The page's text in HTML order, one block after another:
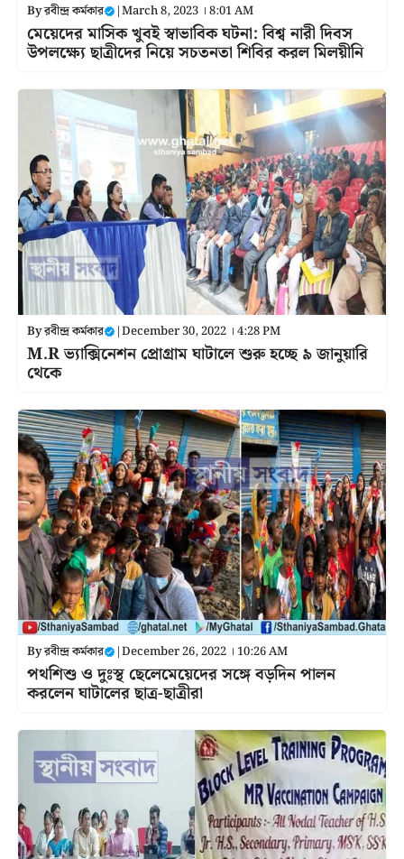
Byরবীন্দ্র কর্মকার |March 8, 2023 । 8:01 AM
মেয়েদের মাসিক খুবই স্বাভাবিক ঘটনা: বিশ্ব নারী দিবস
উপলক্ষ্যে ছাত্রীদের নিয়ে সচতনতা শিবির করল মিলয়ীনি
Byরবীন্দ্র কর্মকার |December 30, 2022 । 4:28 PM
M.R ভ্যাক্সিনেশন প্রোগ্রাম ঘাটালে শুরু হচ্ছে ৯ জানুয়ারি
থেকে
Byরবীন্দ্র কর্মকার |December 26, 2022 । 10:26 AM
পথশিশু ও দুঃস্থ ছেলেমেয়েদের সঙ্গে বড়দিন পালন
করলেন ঘাটালের ছাত্র-ছাত্রীরা